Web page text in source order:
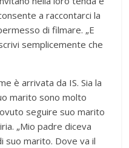
a raccontarci la
di filmare. „E
semplicemente che
è arrivata da IS. Sia la
marito sono molto
seguire suo marito
„Mio padre diceva
suo marito. Dove va il